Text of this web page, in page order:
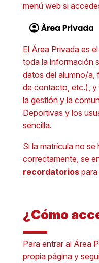
menú web si
El Área Privada es
toda la información
datos del alumno/a,
de contacto, etc.),
la gestión y la
Deportivas y los
sencilla.
Si la matrícula no
correctamente, se
recordatorios
¿Cómo
Para entrar al Área
propia página y